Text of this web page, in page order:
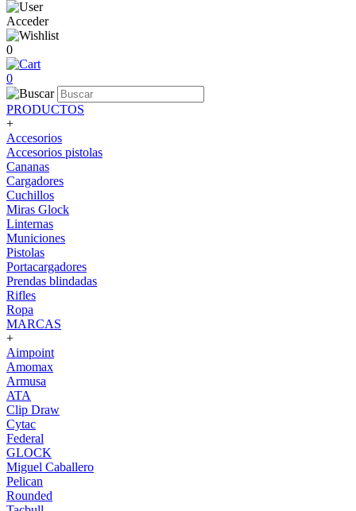
Acceder
0
0
PRODUCTOS
+
Accesorios
Accesorios pistolas
Cananas
Cargadores
Cuchillos
Miras Glock
Linternas
Municiones
Pistolas
Portacargadores
Prendas blindadas
Rifles
Ropa
MARCAS
+
Aimpoint
Amomax
Armusa
ATA
Clip Draw
Cytac
Federal
GLOCK
Miguel Caballero
Pelican
Rounded